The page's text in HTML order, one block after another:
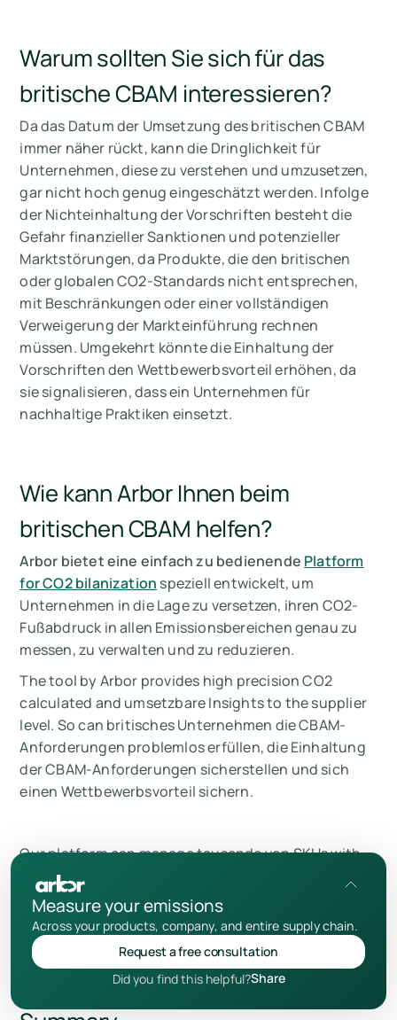
Warum sollten Sie sich für das
britische CBAM interessieren?
Da das Datum der Umsetzung des britischen CBAM
immer näher rückt, kann die Dringlichkeit für
Unternehmen, diese zu verstehen und umzusetzen,
gar nicht hoch genug eingeschätzt werden. Infolge
der Nichteinhaltung der Vorschriften besteht die
Gefahr finanzieller Sanktionen und potenzieller
Marktstörungen, da Produkte, die den britischen
oder globalen CO2-Standards nicht entsprechen,
mit Beschränkungen oder einer vollständigen
Verweigerung der Markteinführung rechnen
müssen. Umgekehrt könnte die Einhaltung der
Vorschriften den Wettbewerbsvorteil erhöhen, da
sie signalisieren, dass ein Unternehmen für
nachhaltige Praktiken einsetzt.
Wie kann Arbor Ihnen beim
britischen CBAM helfen?
Arbor bietet eine einfach zu bedienende Platform
for CO2 bilanization speziell entwickelt, um
Unternehmen in die Lage zu versetzen, ihren CO2-
Fußabdruck in allen Emissionsbereichen genau zu
messen, zu verwalten und zu reduzieren.
The tool by Arbor provides high precision CO2
calculated and umsetzbare Insights to the supplier
level. So can britisches Unternehmen die CBAM-
Anforderungen problemlos erfüllen, die Einhaltung
der CBAM-Anforderungen sicherstellen und sich
einen Wettbewerbsvorteil sichern.
Our platform can manage tausende von SKUs with
unübertroffener Präzision, entspricht
internationalen Standards und ist nach wie vor ein
Eckpfeiler für datengestützte behördliche und
marketingrechtliche Anforderungen.
Measure your emissions
Across your products, company, and entire supply chain.
Request a free consultation
Did you find this helpful?Share